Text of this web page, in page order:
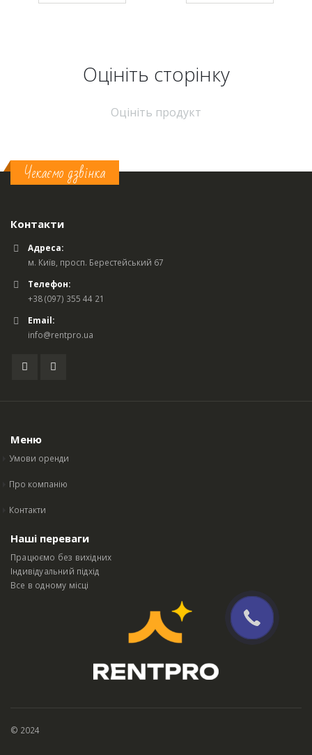
Оцініть cторінку
Оцініть продукт
Чекаємо дзвінка
Контакти
Адреса:
м. Київ, просп. Берестейський 67
Телефон:
+38 (097) 355 44 21
Email:
info@rentpro.ua
Меню
Умови оренди
Про компанію
Контакти
Наші переваги
Працюємо без вихідних
Індивідуальний підхід
Все в одному місці
© 2024